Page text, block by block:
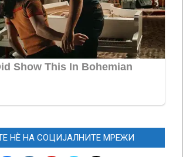
НЀ НА СОЦИЈАЛНИТЕ МРЕЖИ